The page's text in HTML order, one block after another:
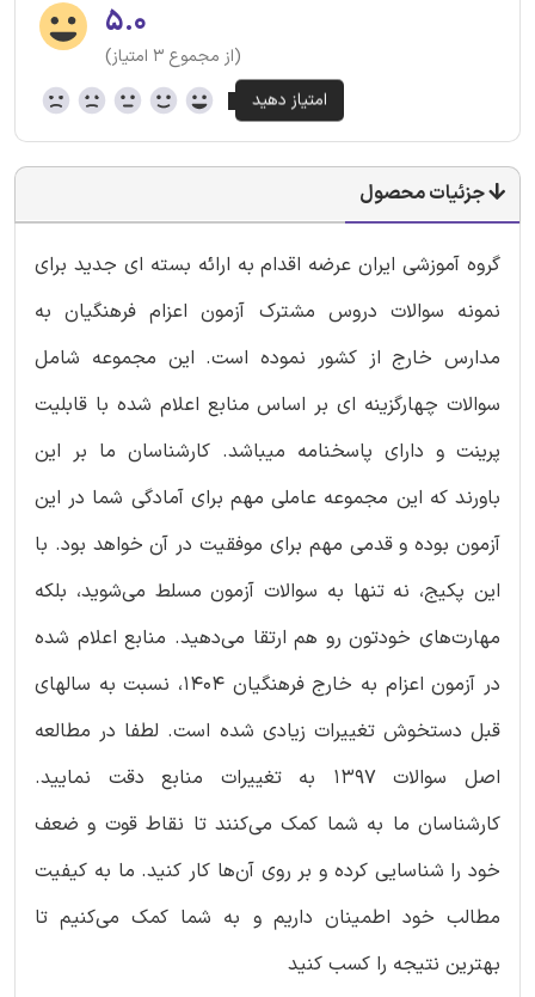
۵.۰
(از مجموع ۳ امتیاز)
جزئیات محصول
گروه آموزشی ایران عرضه اقدام به ارائه بسته ای جدید برای
نمونه سوالات دروس مشترک آزمون اعزام فرهنگیان به
مدارس خارج از کشور نموده است. این مجموعه شامل
سوالات چهارگزینه ای بر اساس منابع اعلام شده با قابلیت
پرینت و دارای پاسخنامه میباشد. کارشناسان ما بر این
باورند که این مجموعه عاملی مهم برای آمادگی شما در این
آزمون بوده و قدمی مهم برای موفقیت در آن خواهد بود. با
این پکیج، نه تنها به سوالات آزمون مسلط می‌شوید، بلکه
مهارت‌های خودتون رو هم ارتقا می‌دهید. منابع اعلام شده
در آزمون اعزام به خارج فرهنگیان 1404، نسبت به سالهای
قبل دستخوش تغییرات زیادی شده است. لطفا در مطالعه
اصل سوالات 1397 به تغییرات منابع دقت نمایید.
کارشناسان ما به شما کمک می‌کنند تا نقاط قوت و ضعف
خود را شناسایی کرده و بر روی آن‌ها کار کنید. ما به کیفیت
مطالب خود اطمینان داریم و به شما کمک می‌کنیم تا
بهترین نتیجه را کسب کنید